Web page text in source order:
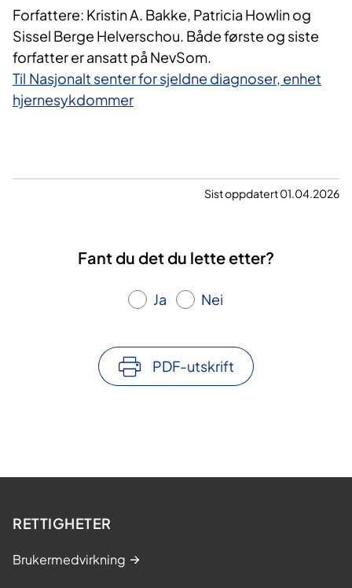
Forfattere: Kristin A. Bakke, Patricia Howlin og
Sissel Berge Helverschou. Både første og siste
forfatter er ansatt på NevSom.
Til Nasjonalt senter for sjeldne diagnoser, enhet
hjernesykdommer
Sist oppdatert 01.04.2026
Fant du det du lette etter?
Ja Nei
PDF-utskrift
RETTIGHETER
Brukermedvirkning